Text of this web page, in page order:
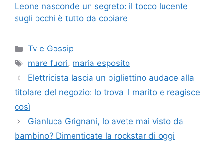
Leone nasconde un segreto: il tocco lucente
sugli occhi è tutto da copiare
Categorie
Tv e Gossip
Tag
mare fuori, maria esposito
Elettricista lascia un bigliettino audace alla
titolare del negozio: lo trova il marito e reagisce
così
Gianluca Grignani, lo avete mai visto da
bambino? Dimenticate la rockstar di oggi